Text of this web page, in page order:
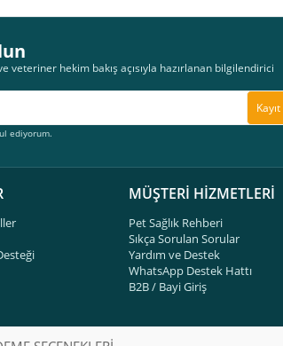
veteriner hekim bakış açısıyla hazırlanan bilgilendirici
ediyorum.
MÜŞTERİ HİZMETLERİ
Pet Sağlık Rehberi
Sıkça Sorulan Sorular
Yardım ve Destek
WhatsApp Destek Hattı
B2B / Bayi Giriş